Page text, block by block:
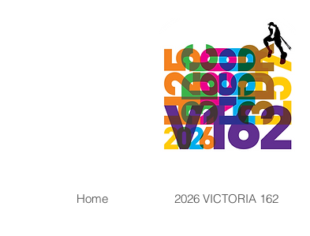
Home 2026 VICTORIA 162